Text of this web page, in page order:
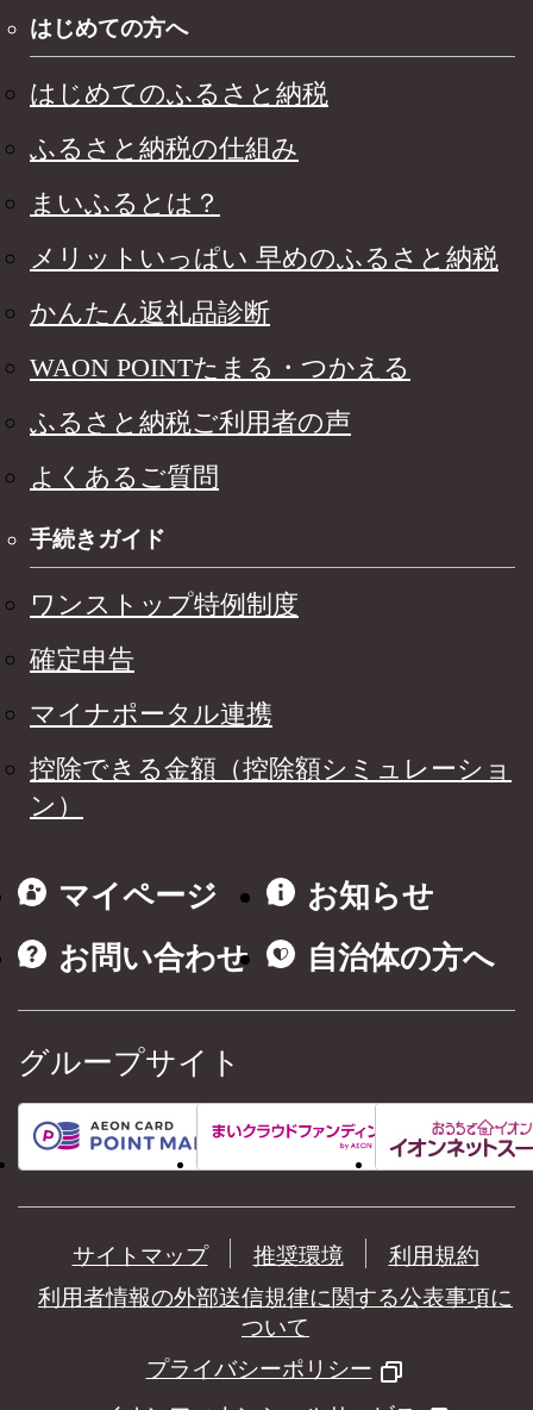
はじめての方へ
はじめてのふるさと納税
ふるさと納税の仕組み
まいふるとは？
メリットいっぱい 早めのふるさと納税
かんたん返礼品診断
WAON POINTたまる・つかえる
ふるさと納税ご利用者の声
よくあるご質問
手続きガイド
ワンストップ特例制度
確定申告
マイナポータル連携
控除できる金額（控除額シミュレーショ
ン）
マイページ
お知らせ
お問い合わせ
自治体の方へ
グループサイト
サイトマップ 推奨環境
利用規約
利用者情報の外部送信規律に関する公表事項に
ついて
プライバシーポリシー